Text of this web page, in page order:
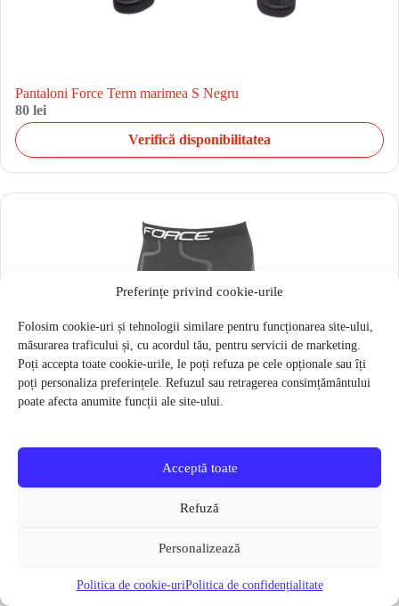
Preferințe privind cookie-urile
Folosim cookie-uri și tehnologii similare pentru funcționarea site-ului,
măsurarea traficului și, cu acordul tău, pentru servicii de marketing.
Poți accepta toate cookie-urile, le poți refuza pe cele opționale sau îți
poți personaliza preferințele. Refuzul sau retragerea consimțământului
poate afecta anumite funcții ale site-ului.
Acceptă toate
Refuză
Personalizează
Politica de cookie-uriPolitica de confidențialitate
Pantaloni Force Term marimea S Negru
80 lei
Verifică disponibilitatea
Pantaloni functionali Force Frost marime L-XL Negru